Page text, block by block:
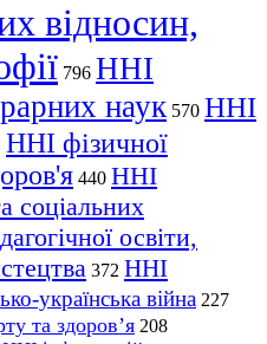
відносин,
796 ННІ
наук 570 ННІ
ННІ фізичної
440 ННІ
соціальних
освіти,
372 ННІ
українська війна 227
та здоров’я 208